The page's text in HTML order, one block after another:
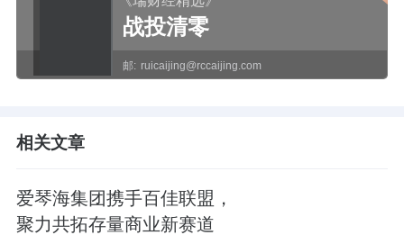
战投清零
邮: ruicaijing@rccaijing.com
相关文章
爱琴海集团携手百佳联盟，
聚力共拓存量商业新赛道